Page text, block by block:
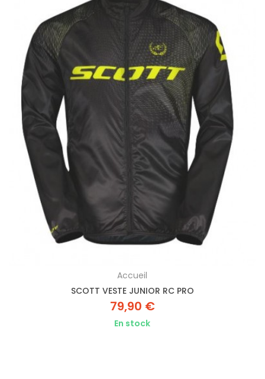
Accueil
SCOTT VESTE JUNIOR RC PRO
79,90 €
En stock